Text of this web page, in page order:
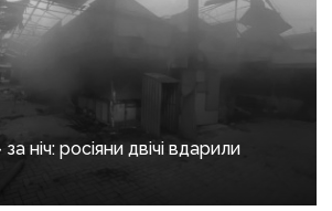
ніч: росіяни двічі вдарили